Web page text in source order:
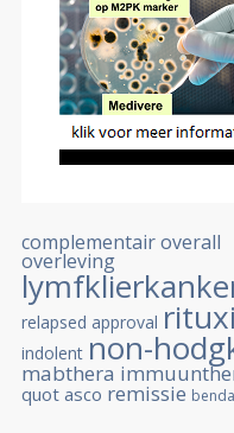
complementairoverall
overleving
relapsed approval
indolent non-
mabthera
quot asco remissie